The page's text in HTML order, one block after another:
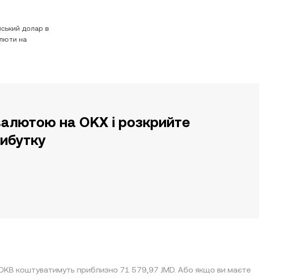
долар в
на
на OKX і розкрийте
коштуватимуть приблизно 71 579,97 JMD. Або якщо ви маєте